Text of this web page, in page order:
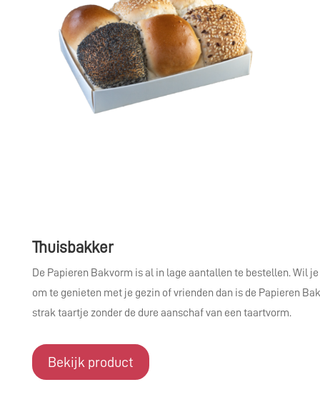
Thuisbakker
De Papieren Bakvorm is al in lage aantallen te bestellen. Wil
om te genieten met je gezin of vrienden dan is de Papieren
strak taartje zonder de dure aanschaf van een taartvorm.
Bekijk product